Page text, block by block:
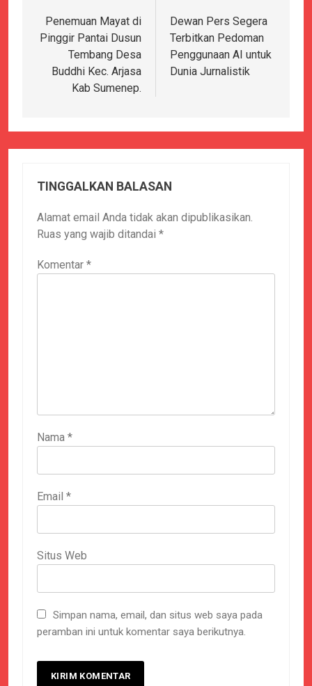
pos
Penemuan Mayat di
Pinggir Pantai Dusun
Tembang Desa
Buddhi Kec. Arjasa
Kab Sumenep.
Dewan Pers Segera
Terbitkan Pedoman
Penggunaan AI untuk
Dunia Jurnalistik
TINGGALKAN BALASAN
Alamat email Anda tidak akan dipublikasikan.
Ruas yang wajib ditandai *
Komentar *
Nama *
Email *
Situs Web
Simpan nama, email, dan situs web saya pada
peramban ini untuk komentar saya berikutnya.